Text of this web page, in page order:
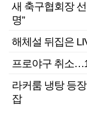
새 축구협회장
명”
해체설 뒤집은
프로야구 취소
라커룸 냉탕 등
잡